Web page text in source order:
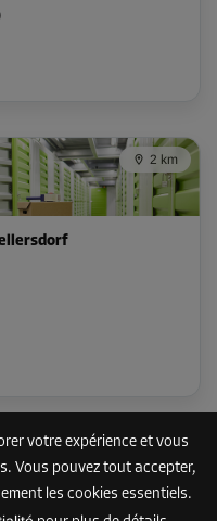
votre expérience et vous
Vous pouvez tout accepter,
les cookies essentiels.
2 km